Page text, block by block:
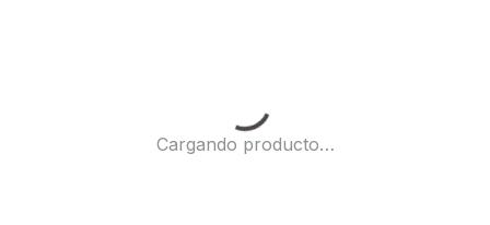
Cargando...
Cargando producto…